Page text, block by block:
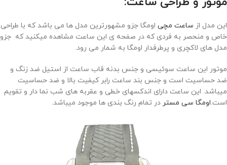
این مدل از ساعت مچی اومگا جزو مشهورترین مدل ها می باشد که با طراحی
خاص و منحصر به فردی که در صفحه ی این ساعت مشاهده میکنید که جزو
مدل های لاکچری و پرطرفدار اومگا به شمار می رود.
موتور این ساعت سوئیسی و جنس بدنه قاب ساعت از استیل ضد زنگ و
ضد حساسیت است و جنس بند ساعت رابر کیفیت بالا و ضد حساسیت
میباشد. این ساعت دارای اندکسهای خطی و عقربه های شب نما دار و تقویم
است.اومگا سی مستر در تمام رنگ بندی ها موجود میباشد.